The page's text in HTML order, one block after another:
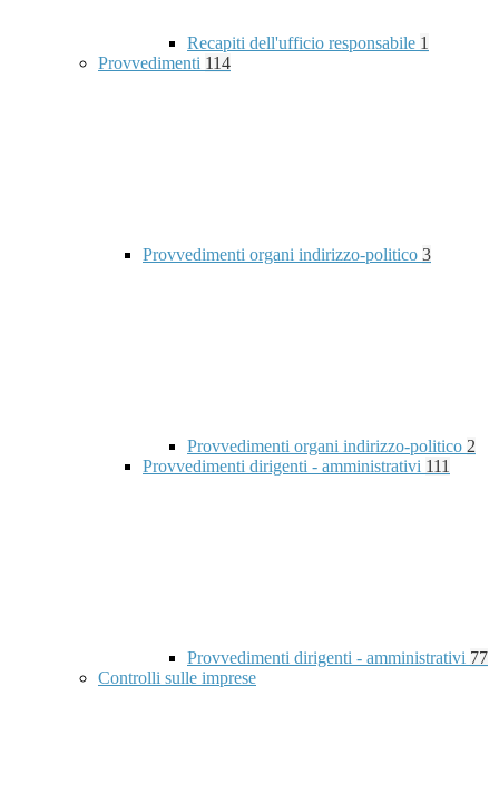
Recapiti dell'ufficio responsabile 1
Provvedimenti 114
Provvedimenti organi indirizzo-politico 3
Provvedimenti organi indirizzo-politico 2
Provvedimenti dirigenti - amministrativi 111
Provvedimenti dirigenti - amministrativi 77
Controlli sulle imprese